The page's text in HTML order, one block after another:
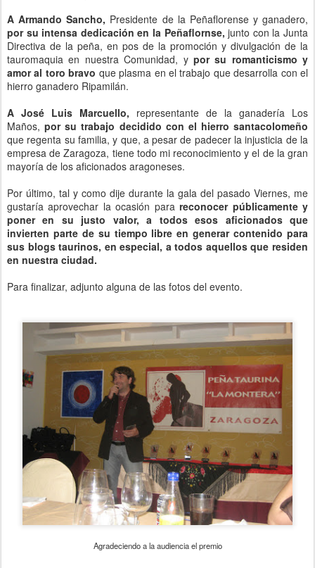
A Armando Sancho, Presidente de la Peñaflorense y ganadero,
por su intensa dedicación en la Peñaflornse, junto con la Junta
Directiva de la peña, en pos de la promoción y divulgación de la
tauromaquia en nuestra Comunidad, y por su romanticismo y
amor al toro bravo que plasma en el trabajo que desarrolla con el
hierro ganadero Ripamilán.
A José Luis Marcuello, representante de la ganadería Los
Maños,por su trabajo decidido con el hierro santacolomeño
que regenta su familia, y que, a pesar de padecer la injusticia de la
empresa de Zaragoza, tiene todo mi reconocimiento y el de la gran
mayoría de los aficionados aragoneses.
Por último, tal y como dije durante la gala del pasado Viernes, me
gustaría aprovechar la ocasión parareconocer públicamente y
poner en su justo valor, a todos esos aficionados que
invierten parte de su tiempo libre en generar contenido para
sus blogs taurinos, en especial, a todos aquellos que residen
en nuestra ciudad.
Para finalizar, adjunto alguna de las fotos del evento.
Agradeciendo a la audiencia el premio